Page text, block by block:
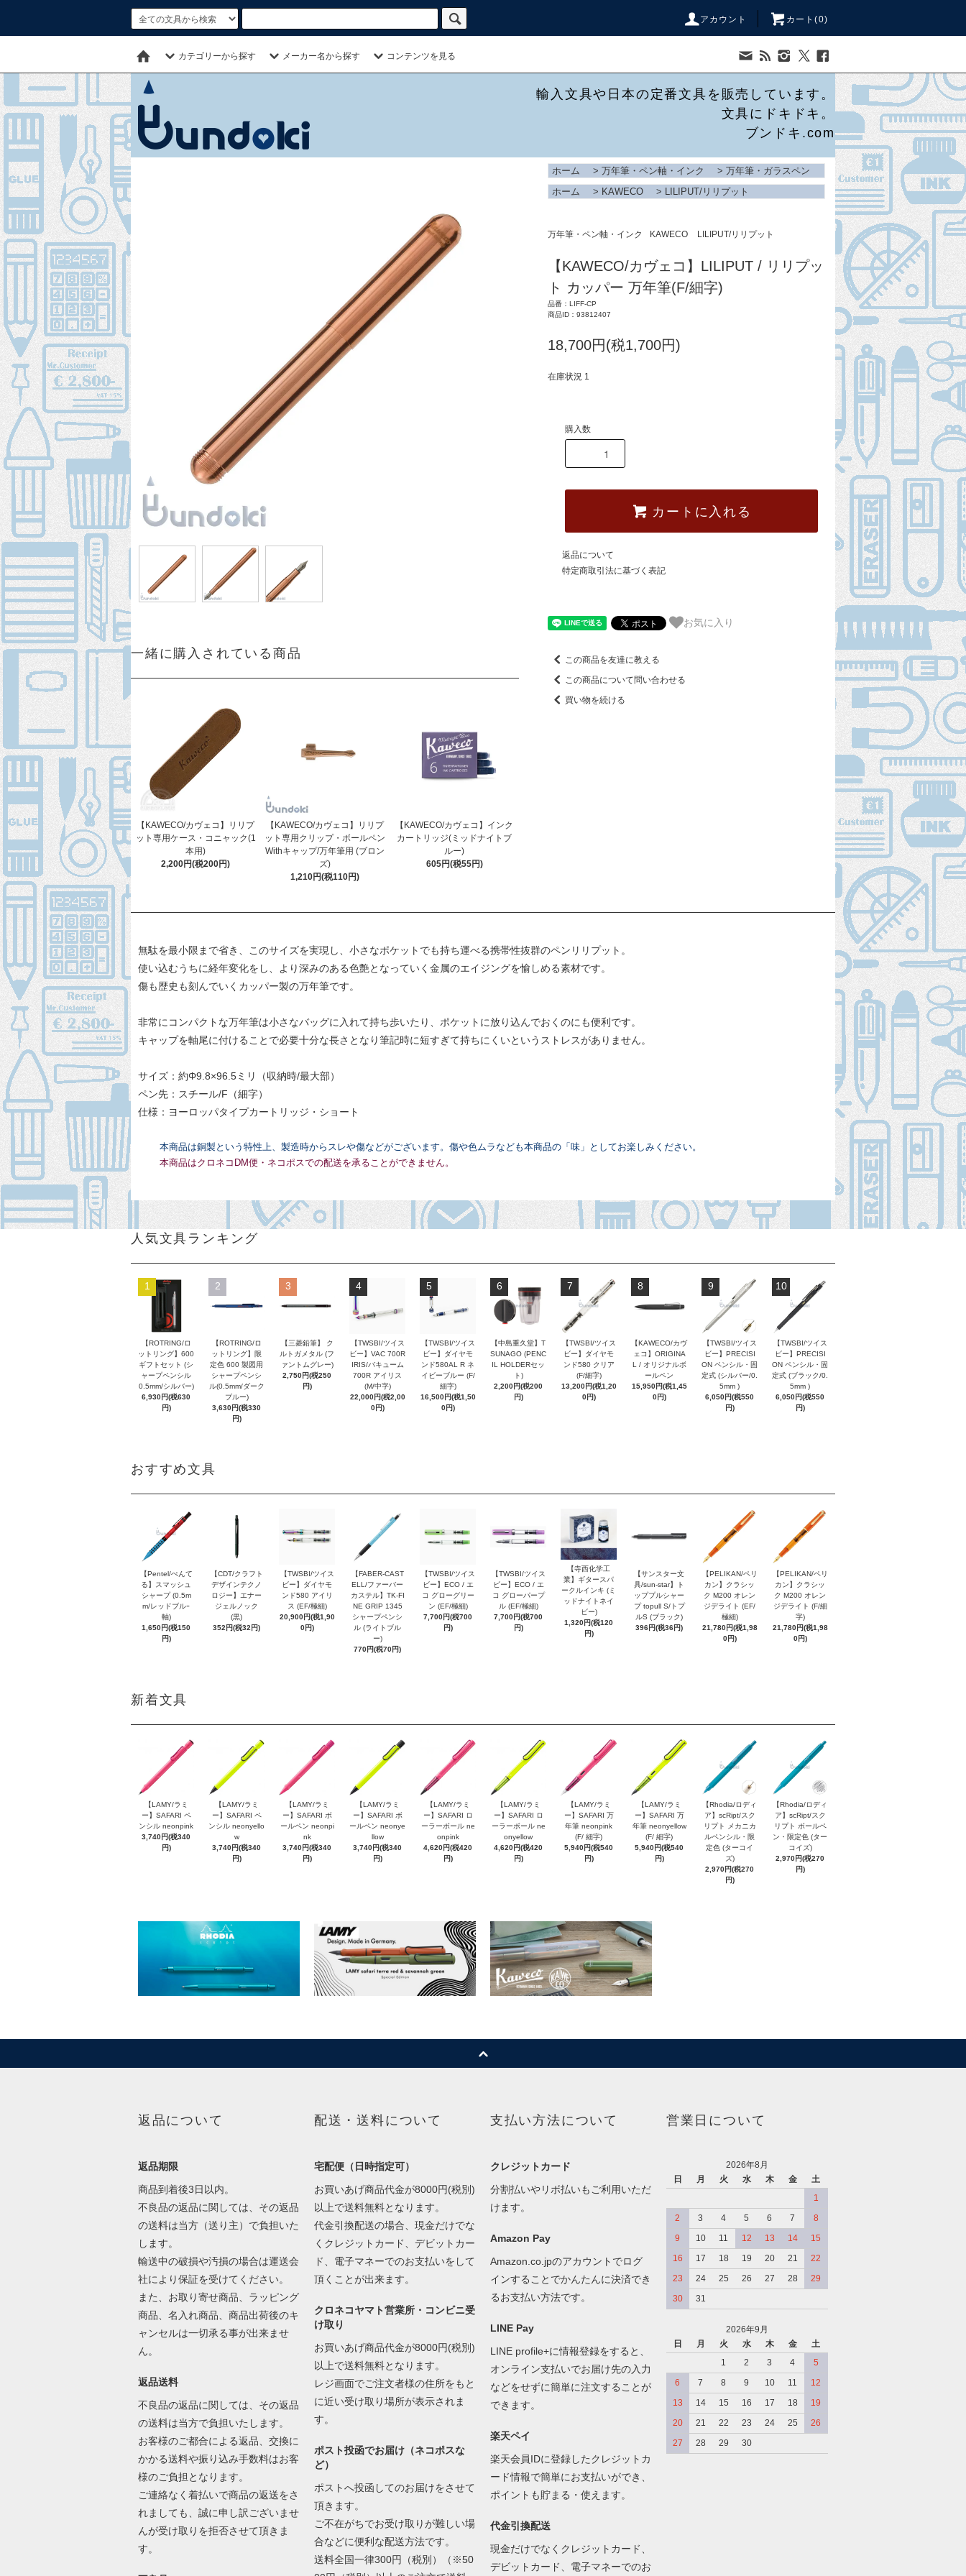
アカウント カート(0)
カテゴリーから探す メーカー名から探す コンテンツを見る
輸入文具や日本の定番文具を販売しています。
文具にドキドキ。
ブンドキ.com
一緒に購入されている商品
【KAWECO/カヴェコ】リリプ
ット専用ケース・コニャック(1
本用)
2,200円(税200円)
【KAWECO/カヴェコ】リリプ
ット専用クリップ・ボールペン
Withキャップ/万年筆用 (ブロン
ズ)
1,210円(税110円)
【KAWECO/カヴェコ】インク
カートリッジ(ミッドナイトブ
ルー)
605円(税55円)
ホーム > 万年筆・ペン軸・インク > 万年筆・ガラスペン
ホーム
> KAWECO > LILIPUT/リリプット
万年筆・ペン軸・インク KAWECO LILIPUT/リリプット
【KAWECO/カヴェコ】LILIPUT / リリプッ
ト カッパー 万年筆(F/細字)
品番：LIFF-CP
商品ID：93812407
18,700円(税1,700円)
在庫状況 1
購入数
カートに入れる
返品について
特定商取引法に基づく表記
お気に入り
この商品を友達に教える
この商品について問い合わせる
買い物を続ける
無駄を最小限まで省き、このサイズを実現し、小さなポケットでも持ち運べる携帯性抜群のペンリリプット。
使い込むうちに経年変化をし、より深みのある色艶となっていく金属のエイジングを愉しめる素材です。
傷も歴史も刻んでいくカッパー製の万年筆です。
非常にコンパクトな万年筆は小さなバッグに入れて持ち歩いたり、ポケットに放り込んでおくのにも便利です。
キャップを軸尾に付けることで必要十分な長さとなり筆記時に短すぎて持ちにくいというストレスがありません。
サイズ：約Φ9.8×96.5ミリ（収納時/最大部）
ペン先：スチール/F（細字）
仕様：ヨーロッパタイプカートリッジ・ショート
本商品は銅製という特性上、製造時からスレや傷などがございます。傷や色ムラなども本商品の「味」としてお楽しみください。
本商品はクロネコDM便・ネコポスでの配送を承ることができません。
人気文具ランキング
1
【ROTRING/ロ
ットリング】600
ギフトセット (シ
ャープペンシル
0.5mm/シルバー)
6,930円(税630
円)
2
【ROTRING/ロ
ットリング】限
定色 600 製図用
シャープペンシ
ル(0.5mm/ダーク
ブルー)
3,630円(税330
円)
3
【三菱鉛筆】 ク
ルトガメタル (フ
ァントムグレー)
2,750円(税250
円)
4
【TWSBI/ツイス
ビー】VAC 700R
IRIS/バキューム
700R アイリス
(M/中字)
22,000円(税2,00
0円)
5
【TWSBI/ツイス
ビー】ダイヤモ
ンド580AL R ネ
イビーブルー (F/
細字)
16,500円(税1,50
0円)
6
【中島重久堂】T
SUNAGO (PENC
IL HOLDERセッ
ト)
2,200円(税200
円)
7
【TWSBI/ツイス
ビー】ダイヤモ
ンド580 クリア
(F/細字)
13,200円(税1,20
0円)
8
【KAWECO/カヴ
ェコ】ORIGINA
L / オリジナルボ
ールペン
15,950円(税1,45
0円)
9
【TWSBI/ツイス
ビー】PRECISI
ON ペンシル・固
定式 (シルバー/0.
5mm )
6,050円(税550
円)
10
【TWSBI/ツイス
ビー】PRECISI
ON ペンシル・固
定式 (ブラック/0.
5mm )
6,050円(税550
円)
おすすめ文具
【Pentel/ぺんて
る】スマッシュ
シャープ (0.5m
m/レッドブルｰ
軸)
1,650円(税150
円)
【CDT/クラフト
デザインテクノ
ロジー】エナー
ジェルノック
(黒)
352円(税32円)
【TWSBI/ツイス
ビー】ダイヤモ
ンド580 アイリ
ス (EF/極細)
20,900円(税1,90
0円)
【FABER-CAST
ELL/ファーバー
カステル】TK-FI
NE GRIP 1345
シャープペンシ
ル (ライトブル
ー)
770円(税70円)
【TWSBI/ツイス
ビー】ECO / エ
コ グローグリー
ン (EF/極細)
7,700円(税700
円)
【TWSBI/ツイス
ビー】ECO / エ
コ グローパープ
ル (EF/極細)
7,700円(税700
円)
【寺西化学工
業】ギタースパ
ークルインキ (ミ
ッドナイトネイ
ビー)
1,320円(税120
円)
【サンスター文
具/sun-star】ト
ッププルシャー
プ topull S/トプ
ルS (ブラック)
396円(税36円)
【PELIKAN/ペリ
カン】クラシッ
ク M200 オレン
ジデライト (EF/
極細)
21,780円(税1,98
0円)
【PELIKAN/ペリ
カン】クラシッ
ク M200 オレン
ジデライト (F/細
字)
21,780円(税1,98
0円)
新着文具
【LAMY/ラミ
ー】SAFARI ペ
ンシル neonpink
3,740円(税340
円)
【LAMY/ラミ
ー】SAFARI ペ
ンシル neonyello
w
3,740円(税340
円)
【LAMY/ラミ
ー】SAFARI ボ
ールペン neonpi
nk
3,740円(税340
円)
【LAMY/ラミ
ー】SAFARI ボ
ールペン neonye
llow
3,740円(税340
円)
【LAMY/ラミ
ー】SAFARI ロ
ーラーボール ne
onpink
4,620円(税420
円)
【LAMY/ラミ
ー】SAFARI ロ
ーラーボール ne
onyellow
4,620円(税420
円)
【LAMY/ラミ
ー】SAFARI 万
年筆 neonpink
(F/ 細字)
5,940円(税540
円)
【LAMY/ラミ
ー】SAFARI 万
年筆 neonyellow
(F/ 細字)
5,940円(税540
円)
【Rhodia/ロディ
ア】scRipt/スク
リプト メカニカ
ルペンシル・限
定色 (ターコイ
ズ)
2,970円(税270
円)
【Rhodia/ロディ
ア】scRipt/スク
リプト ボールペ
ン・限定色 (ター
コイズ)
2,970円(税270
円)
返品について
返品期限
商品到着後3日以内。
不良品の返品に関しては、その返品
の送料は当方（送り主）で負担いた
します。
輸送中の破損や汚損の場合は運送会
社により保証を受けてください。
また、お取り寄せ商品、ラッピング
商品、名入れ商品、商品出荷後のキ
ャンセルは一切承る事が出来ませ
ん。
返品送料
不良品の返品に関しては、その返品
の送料は当方で負担いたします。
お客様のご都合による返品、交換に
かかる送料や振り込み手数料はお客
様のご負担となります。
ご連絡なく着払いで商品の返送をさ
れましても、誠に申し訳ございませ
んが受け取りを拒否させて頂きま
す。
配送・送料について
宅配便（日時指定可）
お買いあげ商品代金が8000円(税別)
以上で送料無料となります。
代金引換配送の場合、現金だけでな
くクレジットカード、デビットカー
ド、電子マネーでのお支払いをして
頂くことが出来ます。
クロネコヤマト営業所・コンビニ受
け取り
お買いあげ商品代金が8000円(税別)
以上で送料無料となります。
レジ画面でご注文者様の住所をもと
に近い受け取り場所が表示されま
す。
ポスト投函でお届け（ネコポスな
ど）
ポストへ投函してのお届けをさせて
頂きます。
ご不在がちでお受け取りが難しい場
合などに便利な配送方法です。
送料全国一律300円（税別）（※50
支払い方法について
クレジットカード
分割払いやリボ払いもご利用いただ
けます。
Amazon Pay
Amazon.co.jpのアカウントでログ
インすることでかんたんに決済でき
るお支払い方法です。
LINE Pay
LINE profile+に情報登録をすると、
オンライン支払いでお届け先の入力
などをせずに簡単に注文することが
できます。
楽天ペイ
楽天会員IDに登録したクレジットカ
ード情報で簡単にお支払いができ、
ポイントも貯まる・使えます。
代金引換配送
現金だけでなくクレジットカード、
デビットカード、電子マネーでのお
営業日について
2026年8月
日
月 火 水 木 金
土
1
2
3 4 5 6 7
8
9
10 11 12 13 14
15
16
17 18 19 20 21
22
23
24 25 26 27 28
29
30
31
2026年9月
日
月 火 水 木 金
土
1
2 3 4
5
6
7 8 9 10 11
12
13
14 15 16 17 18
19
20
21 22 23 24 25
26
27
28 29 30